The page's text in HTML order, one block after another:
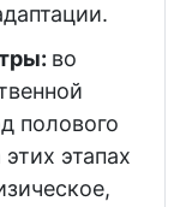
во
полового
этапах